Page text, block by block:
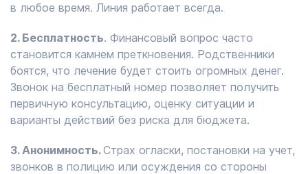
в любое время. Линия работает всегда.
2. Бесплатность. Финансовый вопрос часто
становится камнем преткновения. Родственники
боятся, что лечение будет стоить огромных денег.
Звонок на бесплатный номер позволяет получить
первичную консультацию, оценку ситуации и
варианты действий без риска для бюджета.
3. Анонимность.Страх огласки, постановки на учет,
звонков в полицию или осуждения со стороны